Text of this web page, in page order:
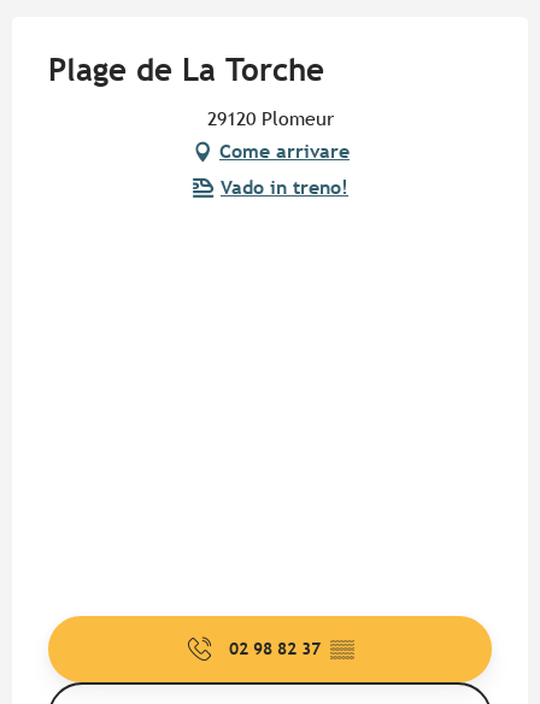
Plage de La Torche
29120 Plomeur
Come arrivare
Vado in treno!
02 98 82 37 ▒▒